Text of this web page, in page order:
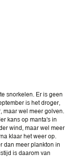
snorkelen. Er is geen
is het droger,
maar wel meer golven.
kans op manta's in
wind, maar wel meer
klaar het weer op.
dan meer plankton in
is daarom van